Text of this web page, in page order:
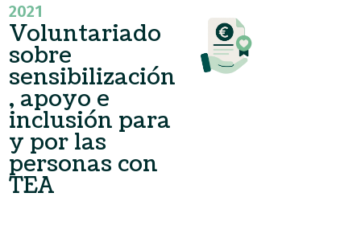
2021
Voluntariado
sobre
sensibilización
, apoyo e
inclusión para
y por las
personas con
TEA